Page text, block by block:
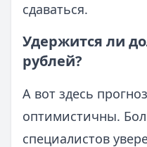
сдаваться.
Удержится ли
рублей?
А вот здесь
оптимистичны.
специалистов